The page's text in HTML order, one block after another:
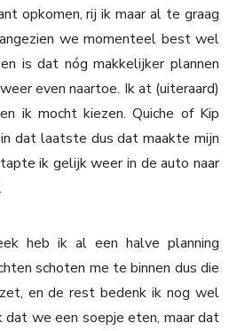
opkomen, rij ik maar al te graag
we momenteel best wel
is dat nóg makkelijker plannen
even naartoe. Ik at (uiteraard)
ik mocht kiezen. Quiche of Kip
dat laatste dus dat maakte mijn
ik gelijk weer in de auto naar
heb ik al een halve planning
schoten me te binnen dus die
en de rest bedenk ik nog wel
dat we een soepje eten, maar dat